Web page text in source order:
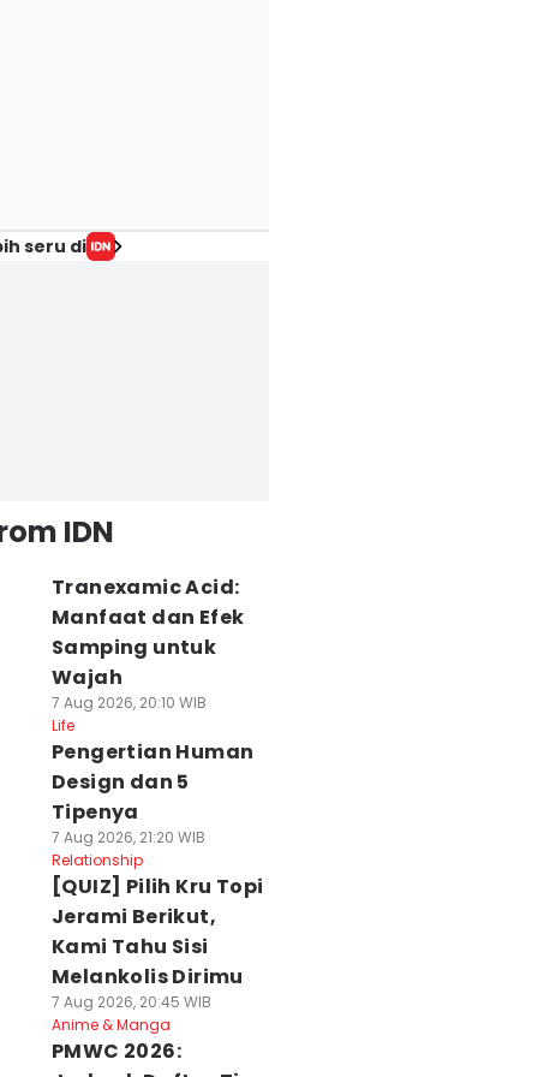
seru di
IDN
Tranexamic Acid:
Manfaat dan Efek
Samping untuk
Wajah
7 Aug 2026, 20:10 WIB
Life
Pengertian Human
Design dan 5
Tipenya
7 Aug 2026, 21:20 WIB
Relationship
[QUIZ] Pilih Kru Topi
Jerami Berikut,
Kami Tahu Sisi
Melankolis Dirimu
7 Aug 2026, 20:45 WIB
Anime & Manga
PMWC 2026: